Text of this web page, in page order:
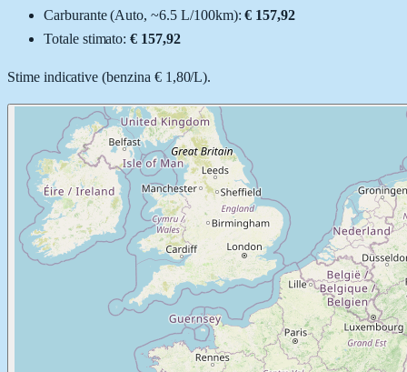
Carburante (Auto, ~6.5 L/100km): € 157,92
Totale stimato:€ 157,92
Stime indicative (benzina € 1,80/L).